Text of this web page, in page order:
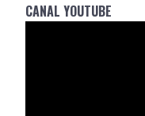
CANAL YOUTUBE